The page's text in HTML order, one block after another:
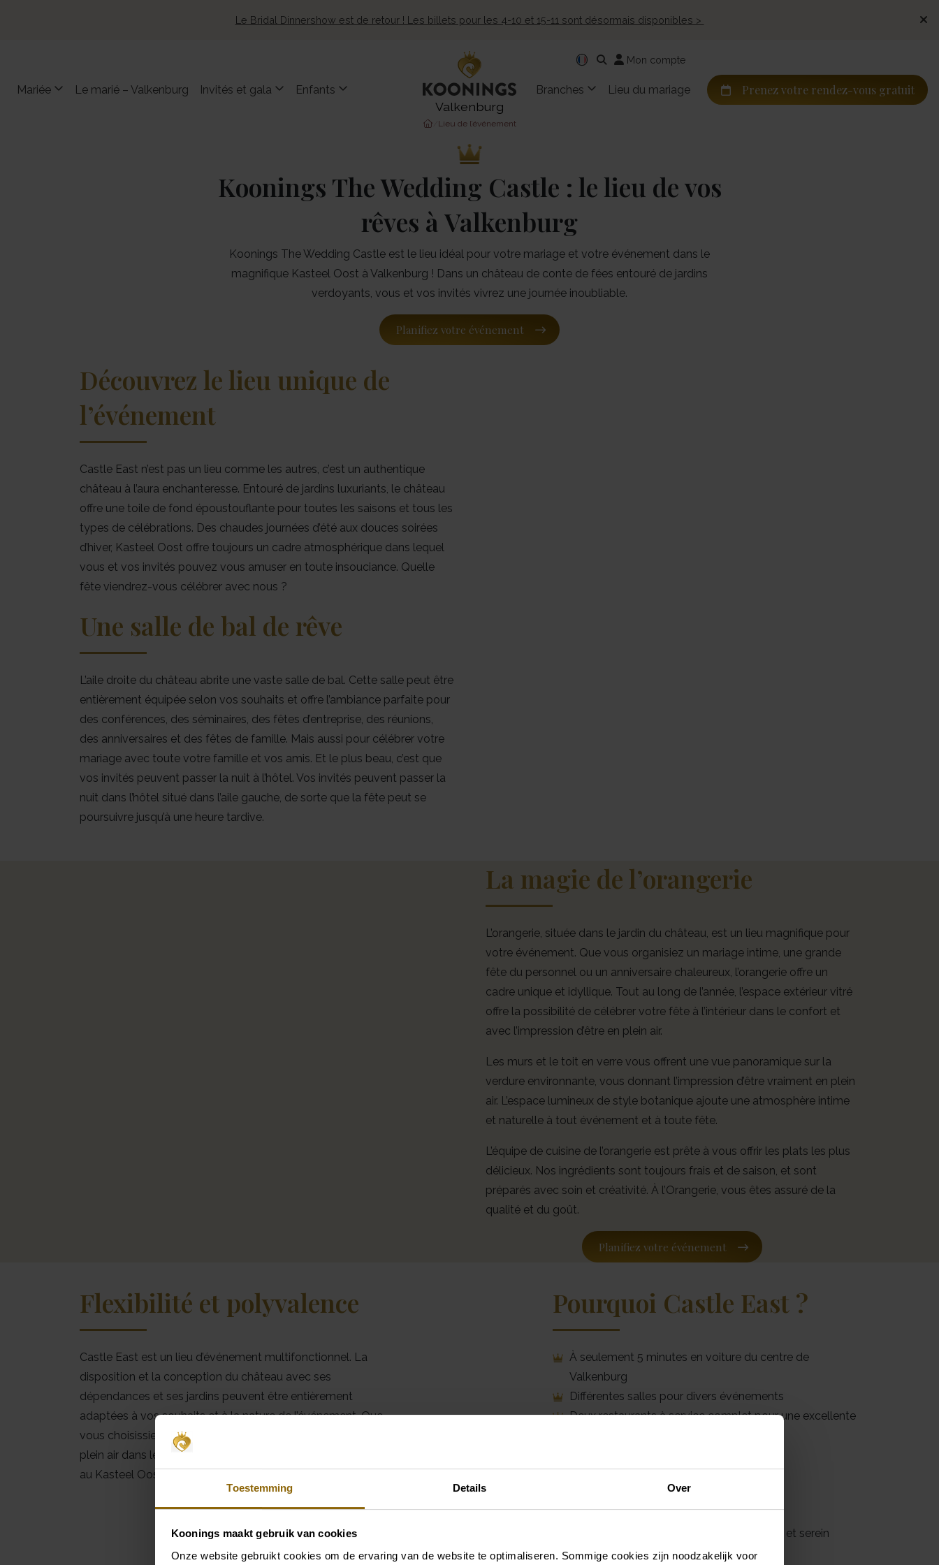
Toestemming Details Over
Koonings maakt gebruik van cookies
Onze website gebruikt cookies om de ervaring van de website te optimaliseren. Sommige cookies zijn noodzakelijk voor
Le Bridal Dinnershow est de retour ! Les billets pour les 4-10 et 15-11 sont désormais disponibles >
Mariée Le marié – Valkenburg Invités et gala Enfants
Valkenburg
Mon compte
Branches Lieu du mariage Prenez votre rendez-vous gratuit
Lieu de l’événement
Koonings The Wedding Castle : le lieu de vos
rêves à Valkenburg
Koonings The Wedding Castle est le lieu idéal pour votre mariage et votre événement dans le
magnifique Kasteel Oost à Valkenburg ! Dans un château de conte de fées entouré de jardins
verdoyants, vous et vos invités vivrez une journée inoubliable.
Planifiez votre événement
Découvrez le lieu unique de
l’événement
Castle East n’est pas un lieu comme les autres, c’est un authentique
château à l’aura enchanteresse. Entouré de jardins luxuriants, le château
offre une toile de fond époustouflante pour toutes les saisons et tous les
types de célébrations. Des chaudes journées d’été aux douces soirées
d’hiver, Kasteel Oost offre toujours un cadre atmosphérique dans lequel
vous et vos invités pouvez vous amuser en toute insouciance. Quelle
fête viendrez-vous célébrer avec nous ?
Une salle de bal de rêve
L’aile droite du château abrite une vaste salle de bal. Cette salle peut être
entièrement équipée selon vos souhaits et offre l’ambiance parfaite pour
des conférences, des séminaires, des fêtes d’entreprise, des réunions,
des anniversaires et des fêtes de famille. Mais aussi pour célébrer votre
mariage avec toute votre famille et vos amis. Et le plus beau, c’est que
vos invités peuvent passer la nuit à l’hôtel. Vos invités peuvent passer la
nuit dans l’hôtel situé dans l’aile gauche, de sorte que la fête peut se
poursuivre jusqu’à une heure tardive.
La magie de l’orangerie
L’orangerie, située dans le jardin du château, est un lieu magnifique pour
votre événement. Que vous organisiez un mariage intime, une grande
fête du personnel ou un anniversaire chaleureux, l’orangerie offre un
cadre unique et idyllique. Tout au long de l’année, l’espace extérieur vitré
offre la possibilité de célébrer votre fête à l’intérieur dans le confort et
avec l’impression d’être en plein air.
Les murs et le toit en verre vous offrent une vue panoramique sur la
verdure environnante, vous donnant l’impression d’être vraiment en plein
air. L’espace lumineux de style botanique ajoute une atmosphère intime
et naturelle à tout événement et à toute fête.
L’équipe de cuisine de l’orangerie est prête à vous offrir les plats les plus
délicieux. Nos ingrédients sont toujours frais et de saison, et sont
préparés avec soin et créativité. À l’Orangerie, vous êtes assuré de la
qualité et du goût.
Planifiez votre événement
Flexibilité et polyvalence
Castle East est un lieu d’événement multifonctionnel. La
disposition et la conception du château avec ses
dépendances et ses jardins peuvent être entièrement
adaptées à vos souhaits et à la nature de l’événement. Que
vous choisissiez la salle de bal, l’orangerie ou une fête en
plein air dans les jardins par beau temps, tout est possible
au Kasteel Oost.
Pourquoi Castle East ?
À seulement 5 minutes en voiture du centre de
Valkenburg
Différentes salles pour divers événements
Deux restaurants à service complet pour une excellente
Mise en page et conception entièrement
personnalisables
Situation unique dans un cadre verdoyant et serein